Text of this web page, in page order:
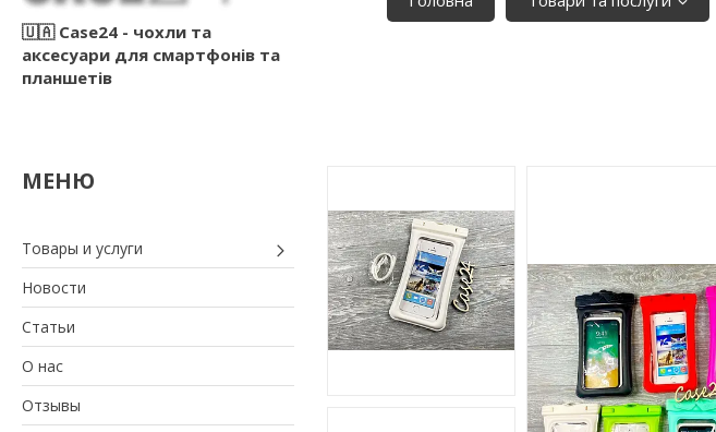
🇺🇦 Case24 - чохли та
аксесуари для смартфонів та
планшетів
Товары и услуги
Новости
Статьи
О нас
Отзывы